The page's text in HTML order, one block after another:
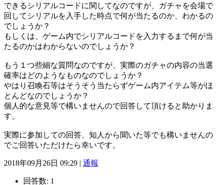
できるシリアルコードに関してなのですが、ガチャを会場で
回してシリアルを入手した時点で何が当たるのか、わかるの
でしょうか？
もしくは、ゲーム内でシリアルコードを入力するまで何が当
たるのかはわからないのでしょうか？
もう１つ些細な質問なのですが、実際のガチャの内容の当選
確率はどのようなものなのでしょうか？
やはり召喚石等はそうそう当たらずゲーム内アイテム等がほ
とんどなのでしょうか？
個人的な意見等で構いませんので回答して頂けると助かりま
す。
実際に参加しての回答、知人から聞いた等でも構いませんの
でご回答いただけたら幸いです。
2018年09月26日 09:29 | 通報
回答数: 1